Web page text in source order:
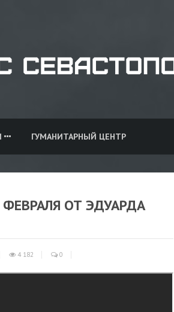
ГУМАНИТАРНЫЙ ЦЕНТР
ОТ ЭДУАРДА
4 182 0